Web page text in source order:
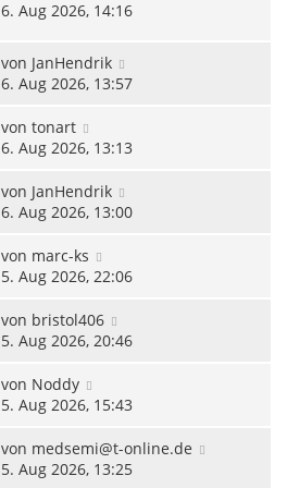
6. Aug 2026, 14:16
von JanHendrik
6. Aug 2026, 13:57
von tonart
6. Aug 2026, 13:13
von JanHendrik
6. Aug 2026, 13:00
von marc-ks
5. Aug 2026, 22:06
von bristol406
5. Aug 2026, 20:46
von Noddy
5. Aug 2026, 15:43
von medsemi@t-online.de
5. Aug 2026, 13:25